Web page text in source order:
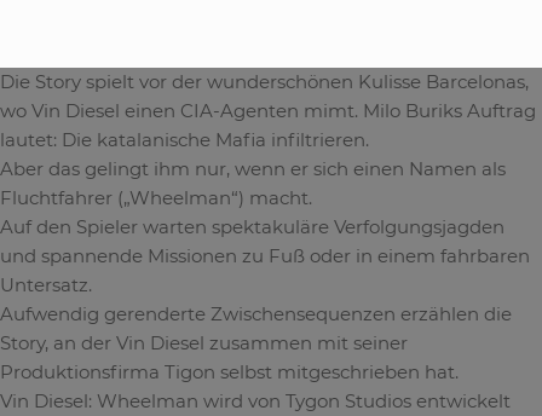
Die Story spielt vor der wunderschönen Kulisse Barcelonas,
wo Vin Diesel einen CIA-Agenten mimt. Milo Buriks Auftrag
lautet: Die katalanische Mafia infiltrieren.
Aber das gelingt ihm nur, wenn er sich einen Namen als
Fluchtfahrer („Wheelman“) macht.
Auf den Spieler warten spektakuläre Verfolgungsjagden
und spannende Missionen zu Fuß oder in einem fahrbaren
Untersatz.
Aufwendig gerenderte Zwischensequenzen erzählen die
Story, an der Vin Diesel zusammen mit seiner
Produktionsfirma Tigon selbst mitgeschrieben hat.
Vin Diesel: Wheelman wird von Tygon Studios entwickelt